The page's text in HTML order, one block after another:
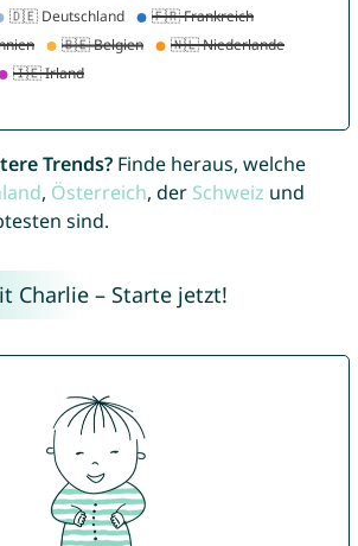
Trends?Finde heraus, welche
, Österreich, der Schweiz und
sind.
Charlie – Starte jetzt!